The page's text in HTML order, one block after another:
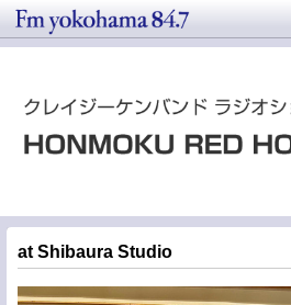
at Shibaura Studio